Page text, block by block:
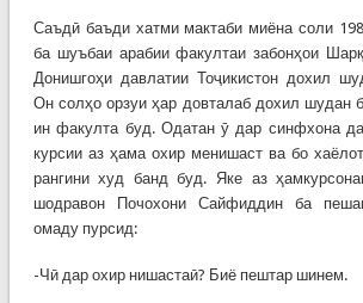
Саъдӣ баъди хатми мактаби миёна соли
ба шуъбаи арабии факултаи забонҳои
Донишгоҳи давлатии Тоҷикистон дохил
Он солҳо орзуи ҳар довталаб дохил шудан
ин факулта буд. Одатан ӯ дар синфхона
курсии аз ҳама охир менишаст ва бо
рангини худ банд буд. Яке аз
шодравон Почохони Сайфиддин ба
омаду пурсид:
-Чӣ дар охир нишастаӣ? Биё пештар шинем.